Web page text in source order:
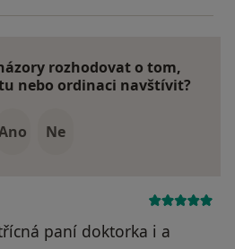
rozhodovat o tom,
nebo ordinaci navštívit?
Ne
paní doktorka i a